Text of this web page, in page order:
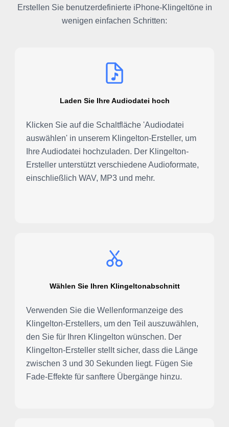
Erstellen Sie benutzerdefinierte iPhone-Klingeltöne in
wenigen einfachen Schritten:
Laden Sie Ihre Audiodatei hoch
Klicken Sie auf die Schaltfläche 'Audiodatei
auswählen' in unserem Klingelton-Ersteller, um
Ihre Audiodatei hochzuladen. Der Klingelton-
Ersteller unterstützt verschiedene Audioformate,
einschließlich WAV, MP3 und mehr.
Wählen Sie Ihren Klingeltonabschnitt
Verwenden Sie die Wellenformanzeige des
Klingelton-Erstellers, um den Teil auszuwählen,
den Sie für Ihren Klingelton wünschen. Der
Klingelton-Ersteller stellt sicher, dass die Länge
zwischen 3 und 30 Sekunden liegt. Fügen Sie
Fade-Effekte für sanftere Übergänge hinzu.